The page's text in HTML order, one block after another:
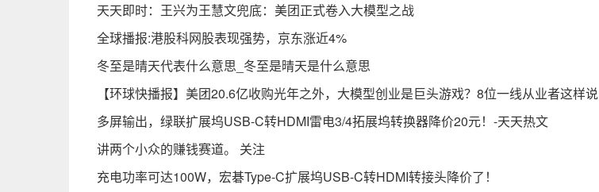
天天即时：王兴为王慧文兜底：美团正式卷入大模型之战
全球播报:港股科网股表现强势，京东涨近4%
冬至是晴天代表什么意思_冬至是晴天是什么意思
【环球快播报】美团20.6亿收购光年之外，大模型创业是巨头游戏？8位一线从业者这样说
多屏输出，绿联扩展坞USB-C转HDMI雷电3/4拓展坞转换器降价20元！-天天热文
讲两个小众的赚钱赛道。 关注
充电功率可达100W，宏碁Type-C扩展坞USB-C转HDMI转接头降价了！